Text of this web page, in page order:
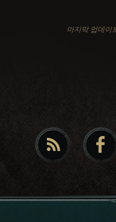
마지막 업데이